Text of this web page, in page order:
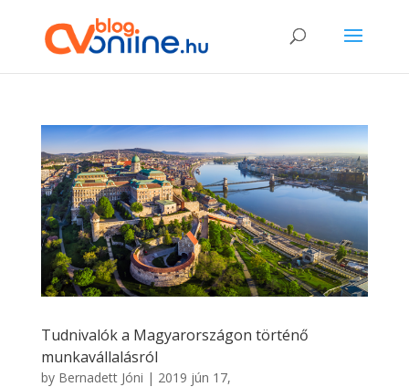
Tudnivalók a Magyarországon történő
munkavállalásról
by Bernadett Jóni | 2019 jún 17,